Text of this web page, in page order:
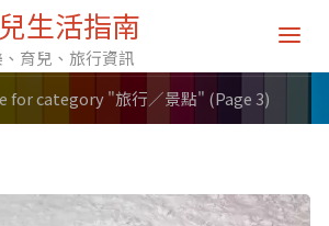
生活指南
育兒、旅行資訊
類: 旅行／景點
for category "旅行／景點" (Page 3)